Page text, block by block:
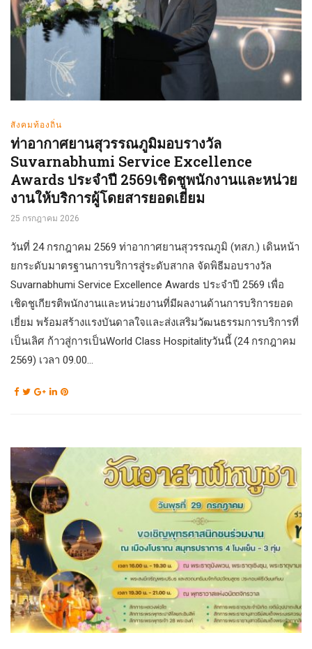
สังคมท้องถิ่น
ท่าอากาศยานสุวรรณภูมิมอบรางวัล
Suvarnabhumi Service Excellence
Awards ประจำปี 2569เชิดชูพนักงานและหน่วย
งานให้บริการผู้โดยสารยอดเยี่ยม
25 กรกฎาคม 2026
วันที่ 24 กรกฎาคม 2569 ท่าอากาศยานสุวรรณภูมิ (ทสภ.) เดินหน้า
ยกระดับมาตรฐานการบริการสู่ระดับสากล จัดพิธีมอบรางวัล
Suvarnabhumi Service Excellence Awards ประจำปี 2569 เพื่อ
เชิดชูเกียรติพนักงานและหน่วยงานที่มีผลงานด้านการบริการยอด
เยี่ยม พร้อมสร้างแรงบันดาลใจและส่งเสริมวัฒนธรรมการบริการที่
เป็นเลิศ ก้าวสู่การเป็นWorld Class Hospitalityวันนี้ (24 กรกฎาคม
2569) เวลา 09.00...